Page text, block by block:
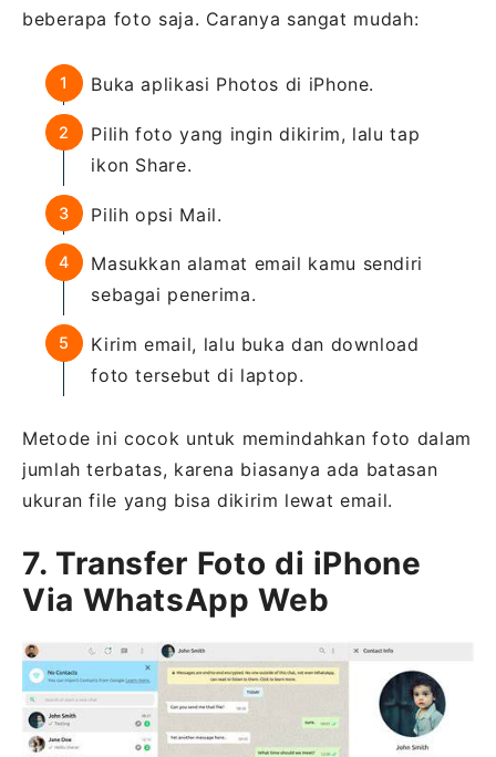
beberapa foto saja. Caranya sangat mudah:
Buka aplikasi Photos di iPhone.
Pilih foto yang ingin dikirim, lalu tap
ikon Share.
Pilih opsi Mail.
Masukkan alamat email kamu sendiri
sebagai penerima.
Kirim email, lalu buka dan download
foto tersebut di laptop.
Metode ini cocok untuk memindahkan foto dalam
jumlah terbatas, karena biasanya ada batasan
ukuran file yang bisa dikirim lewat email.
7. Transfer Foto di iPhone
Via WhatsApp Web